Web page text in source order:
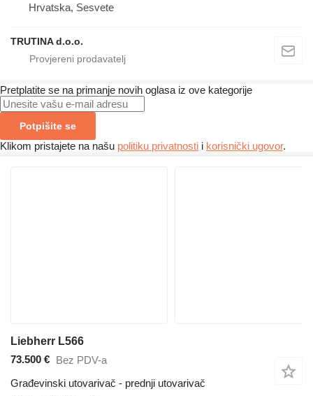
Hrvatska, Sesvete
TRUTINA d.o.o.
Pretplatite se na primanje novih oglasa iz ove kategorije
Potpišite se
Klikom pristajete na našu politiku privatnosti i korisnički ugovor.
Liebherr L566
73.500 € Bez PDV-a
Građevinski utovarivač - prednji utovarivač